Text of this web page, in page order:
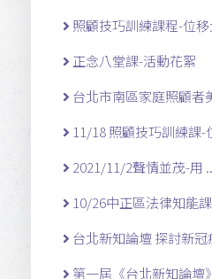
照顧技巧訓練課程-位
正念八堂課-活動花絮
台北市南區家庭照顧者
11/18 照顧技巧訓練課-
2021/11/2聲情並茂-用
10/26中正區法律知能
台北新知論壇 探討新冠
第一屆《台北新知論壇